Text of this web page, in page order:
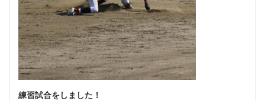
練習試合をしました！